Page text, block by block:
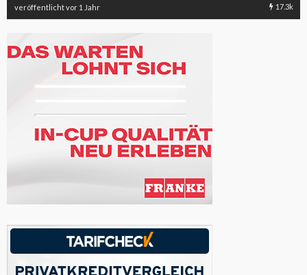
veröffentlicht vor 1 Jahr 17.3k